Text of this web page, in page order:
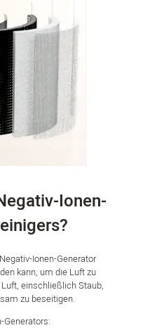
Ionen-
Ionen-Generator
kann, um die Luft zu
einschließlich Staub,
zu beseitigen.
Generators: